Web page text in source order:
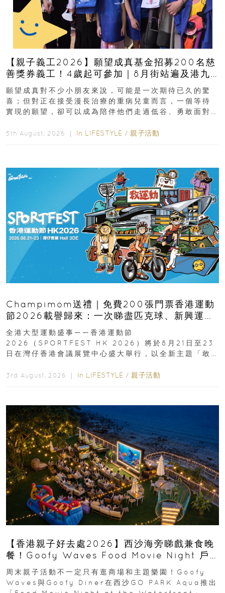
【親子義工2026】願望成真基金招募200名慈
善獎券義工！4歲起可參加｜8月街站遍及港九
新界
願望成真對不少小朋友來說，可能是一次期待已久的驚
喜；但對正在接受漫長治療的重病兒童而言，一個等待
實現的願望，卻可以成為陪伴他們走過低谷、勇敢面對
5th August, 2026 ｜ In LIFESTYLE / 親子活動
Champimom送禮｜免費200張門票香港運動
節2026載譽歸來：一次睇盡匹克球、新興運
動、街舞比賽＋逾百運動品牌展覽
全港大型運動盛事——香港運動節
2026（SPORTFEST HK 2026）將於8月21日至23
日在灣仔香港會議展覽中心盛大舉行，以全新主題「敢
3rd August, 2026 ｜ In LIFESTYLE / 親子活動
【香港親子好去處2026】西沙海旁睇戲兼食晚
餐！Goofy Waves Food Movie Night 戶
外影院逢週末登場
周末親子活動不一定只有逛商場和主題樂園！Goofy
Waves與Goofy Diner在西沙GO PARK Aqua推出